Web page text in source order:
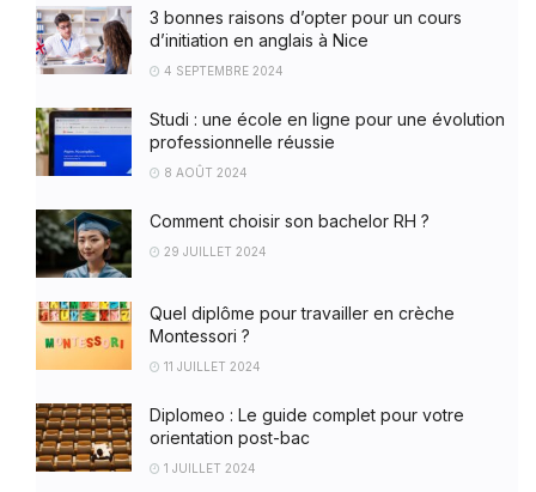
3 bonnes raisons d’opter pour un cours
d’initiation en anglais à Nice
4 SEPTEMBRE 2024
Studi : une école en ligne pour une évolution
professionnelle réussie
8 AOÛT 2024
Comment choisir son bachelor RH ?
29 JUILLET 2024
Quel diplôme pour travailler en crèche
Montessori ?
11 JUILLET 2024
Diplomeo : Le guide complet pour votre
orientation post-bac
1 JUILLET 2024